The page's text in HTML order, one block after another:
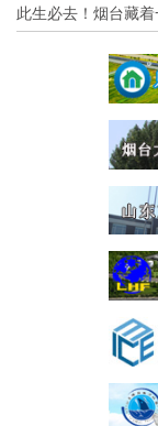
此生必去！烟台藏